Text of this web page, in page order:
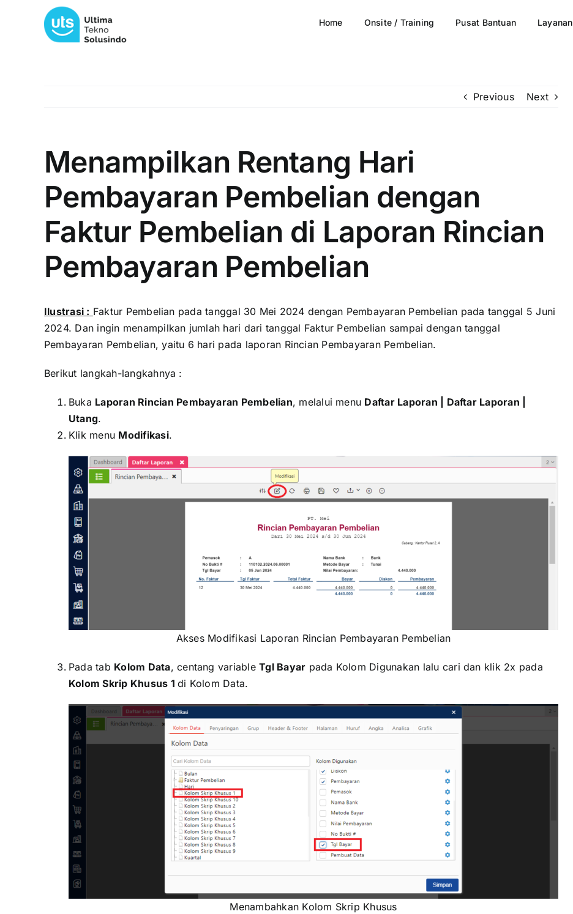
Home Onsite / Training Pusat Bantuan Layanan
Previous Next
Menampilkan Rentang Hari
Pembayaran Pembelian dengan
Faktur Pembelian di Laporan Rincian
Pembayaran Pembelian
Ilustrasi : Faktur Pembelian pada tanggal 30 Mei 2024 dengan Pembayaran Pembelian pada tanggal 5 Juni
2024. Dan ingin menampilkan jumlah hari dari tanggal Faktur Pembelian sampai dengan tanggal
Pembayaran Pembelian, yaitu 6 hari pada laporan Rincian Pembayaran Pembelian.
Berikut langkah-langkahnya :
Buka Laporan Rincian Pembayaran Pembelian, melalui menu Daftar Laporan | Daftar Laporan |
Utang.
Klik menu Modifikasi.
Akses Modifikasi Laporan Rincian Pembayaran Pembelian
Pada tab Kolom Data, centang variableTgl Bayar pada Kolom Digunakan lalu cari dan klik 2x pada
Kolom Skrip Khusus 1di Kolom Data.
Menambahkan Kolom Skrip Khusus